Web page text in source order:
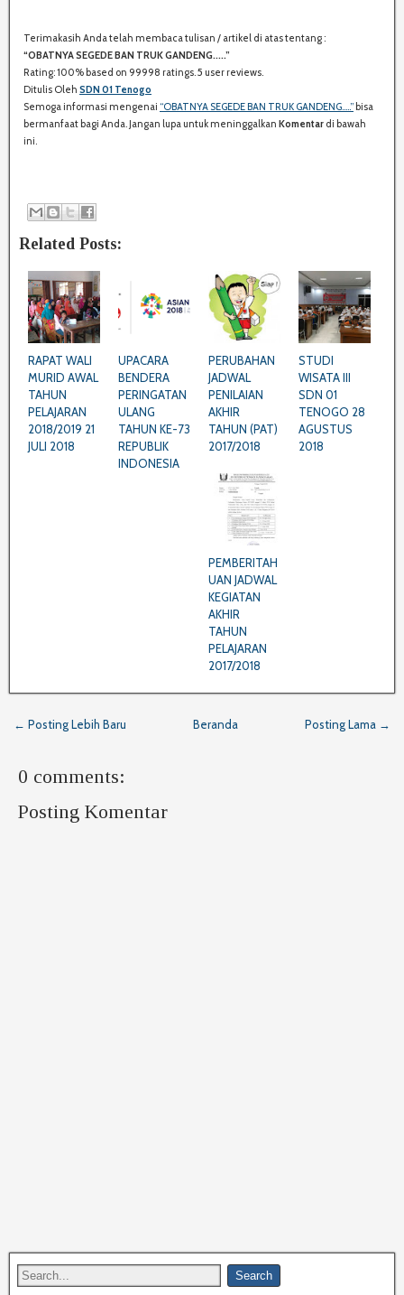
Terimakasih Anda telah membaca tulisan / artikel di atas tentang :
“OBATNYA SEGEDE BAN TRUK GANDENG.....”
Rating:100% based on 99998 ratings.5 user reviews.
Ditulis Oleh SDN 01 Tenogo
Semoga informasi mengenai “OBATNYA SEGEDE BAN TRUK GANDENG.....” bisa
bermanfaat bagi Anda. Jangan lupa untuk meninggalkan Komentar di bawah
ini.
Related Posts:
RAPAT WALI
MURID AWAL
TAHUN
PELAJARAN
2018/2019 21
JULI 2018
UPACARA
BENDERA
PERINGATAN
ULANG
TAHUN KE-73
REPUBLIK
INDONESIA
PERUBAHAN
JADWAL
PENILAIAN
AKHIR
TAHUN (PAT)
2017/2018
STUDI
WISATA III
SDN 01
TENOGO 28
AGUSTUS
2018
PEMBERITAH
UAN JADWAL
KEGIATAN
AKHIR
TAHUN
PELAJARAN
2017/2018
← Posting Lebih Baru Posting Lama →
Beranda
0 comments:
Posting Komentar